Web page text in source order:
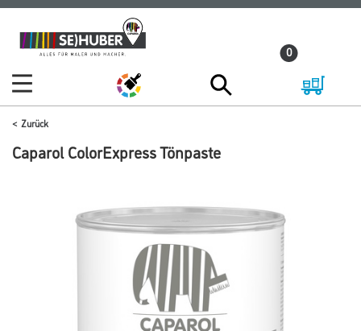
Zum
Inhalt
Zum
Navigationsmenü
0
Zurück
Caparol ColorExpress Tönpaste